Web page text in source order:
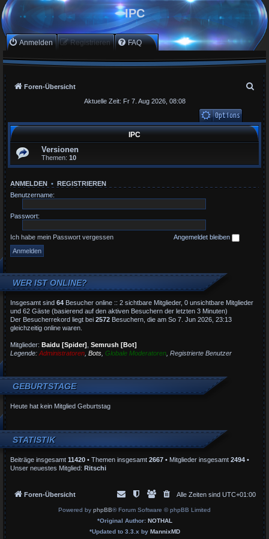
IPC
Anmelden Registrieren FAQ
Foren-Übersicht
h
e
Aktuelle Zeit: Fr 7. Aug 2026, 08:08
Unbeantwortete
Aktive Themen
IPC
Versionen
Themen: 10
ANMELDEN • REGISTRIEREN
Benutzername:
Passwort:
Ich habe mein Passwort vergessen Angemeldet bleiben
WER IST ONLINE?
Insgesamt sind 64 Besucher online :: 2 sichtbare Mitglieder, 0 unsichtbare Mitglieder
und 62 Gäste (basierend auf den aktiven Besuchern der letzten 3 Minuten)
Der Besucherrekord liegt bei 2572 Besuchern, die am So 7. Jun 2026, 23:13
gleichzeitig online waren.
Mitglieder: Baidu [Spider] Semrush [Bot]
Legende: Administratoren Bots Globale Moderatoren Registrierte Benutzer
GEBURTSTAGE
Heute hat kein Mitglied Geburtstag
STATISTIK
Beiträge insgesamt 11420 • Themen insgesamt 2667 • Mitglieder insgesamt 2494 •
Unser neuestes Mitglied: Ritschi
Foren-Übersicht Alle Zeiten sind UTC+01:00
Powered by phpBB® Forum Software © phpBB Limited
*Original Author: NOTHAL
*Updated to 3.3.x by MannixMD